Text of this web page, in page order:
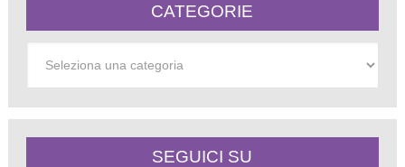
CATEGORIE
SEGUICI SU